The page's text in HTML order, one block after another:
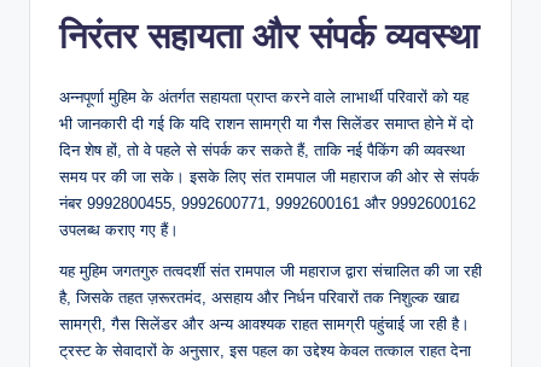
निरंतर सहायता और संपर्क व्यवस्था
अन्नपूर्णा मुहिम के अंतर्गत सहायता प्राप्त करने वाले लाभार्थी परिवारों को यह
भी जानकारी दी गई कि यदि राशन सामग्री या गैस सिलेंडर समाप्त होने में दो
दिन शेष हों, तो वे पहले से संपर्क कर सकते हैं, ताकि नई पैकिंग की व्यवस्था
समय पर की जा सके। इसके लिए संत रामपाल जी महाराज की ओर से संपर्क
नंबर 9992800455, 9992600771, 9992600161 और 9992600162
उपलब्ध कराए गए हैं।
यह मुहिम जगतगुरु तत्वदर्शी संत रामपाल जी महाराज द्वारा संचालित की जा रही
है, जिसके तहत ज़रूरतमंद, असहाय और निर्धन परिवारों तक निशुल्क खाद्य
सामग्री, गैस सिलेंडर और अन्य आवश्यक राहत सामग्री पहुंचाई जा रही है।
ट्रस्ट के सेवादारों के अनुसार, इस पहल का उद्देश्य केवल तत्काल राहत देना